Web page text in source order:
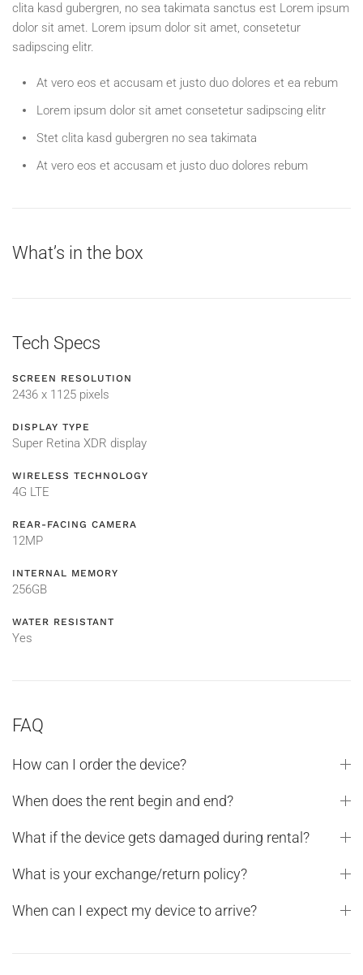
clita kasd gubergren, no sea takimata sanctus est Lorem ipsum
dolor sit amet. Lorem ipsum dolor sit amet, consetetur
sadipscing elitr.
At vero eos et accusam et justo duo dolores et ea rebum
Lorem ipsum dolor sit amet consetetur sadipscing elitr
Stet clita kasd gubergren no sea takimata
At vero eos et accusam et justo duo dolores rebum
What’s in the box
Tech Specs
SCREEN RESOLUTION
2436 x 1125 pixels
DISPLAY TYPE
Super Retina XDR display
WIRELESS TECHNOLOGY
4G LTE
REAR-FACING CAMERA
12MP
INTERNAL MEMORY
256GB
WATER RESISTANT
Yes
FAQ
How can I order the device?
When does the rent begin and end?
What if the device gets damaged during rental?
What is your exchange/return policy?
When can I expect my device to arrive?